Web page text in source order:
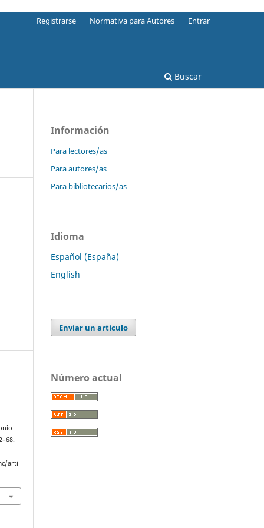
Buscar
Registrarse Normativa para Autores Entrar
arti
Información
Para lectores/as
Para autores/as
Para bibliotecarios/as
Idioma
Español (España)
English
Enviar un artículo
Número actual